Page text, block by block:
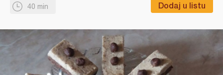
40 min Dodaj u listu